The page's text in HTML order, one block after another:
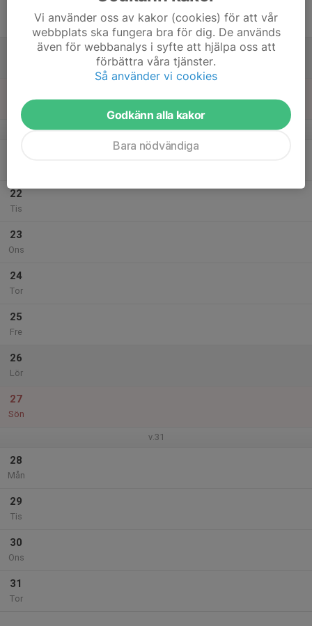
Sön
v.30
22
Tis
23
Ons
24
Tor
25
Fre
26
Lör
27
Sön
v.31
28
Mån
29
Tis
30
Ons
31
Tor
Vi använder oss av kakor (cookies) för att vår
webbplats ska fungera bra för dig. De används
även för webbanalys i syfte att hjälpa oss att
förbättra våra tjänster.
Så använder vi cookies
Godkänn alla kakor
Bara nödvändiga